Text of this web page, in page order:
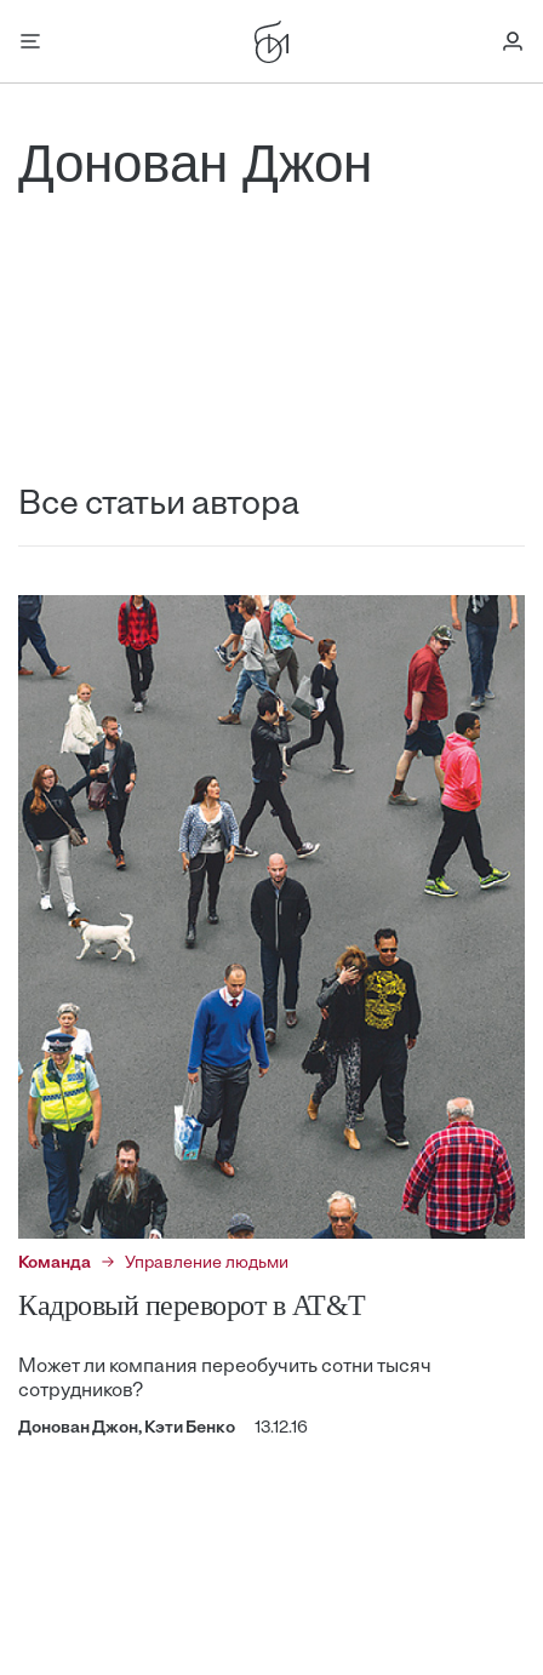
Донован Джон
Все статьи автора
Команда Управление людьми
Кадровый переворот в AT&T
Может ли компания переобучить сотни тысяч
сотрудников?
Донован Джон, Кэти Бенко 13.12.16